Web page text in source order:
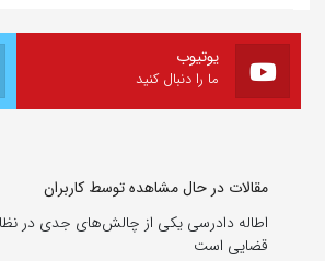
یوتیوب
ما را دنبال کنید
مقالات در حال مشاهده توسط کاربران
اطاله دادرسی یکی از چالش‌های جدی در
قضایی است